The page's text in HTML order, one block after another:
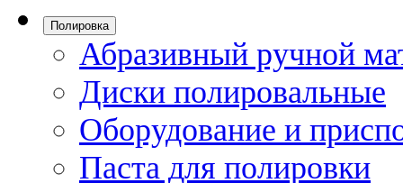
Полировка
Абразивный ручной
Диски полировальные
Оборудование и
Паста для полировки